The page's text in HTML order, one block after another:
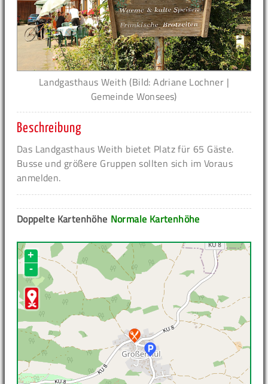
Landgasthaus Weith (Bild: Adriane Lochner |
Gemeinde Wonsees)
Beschreibung
Das Landgasthaus Weith bietet Platz für 65 Gäste.
Busse und größere Gruppen sollten sich im Voraus
anmelden.
Normale Kartenhöhe
Doppelte Kartenhöhe
+
-